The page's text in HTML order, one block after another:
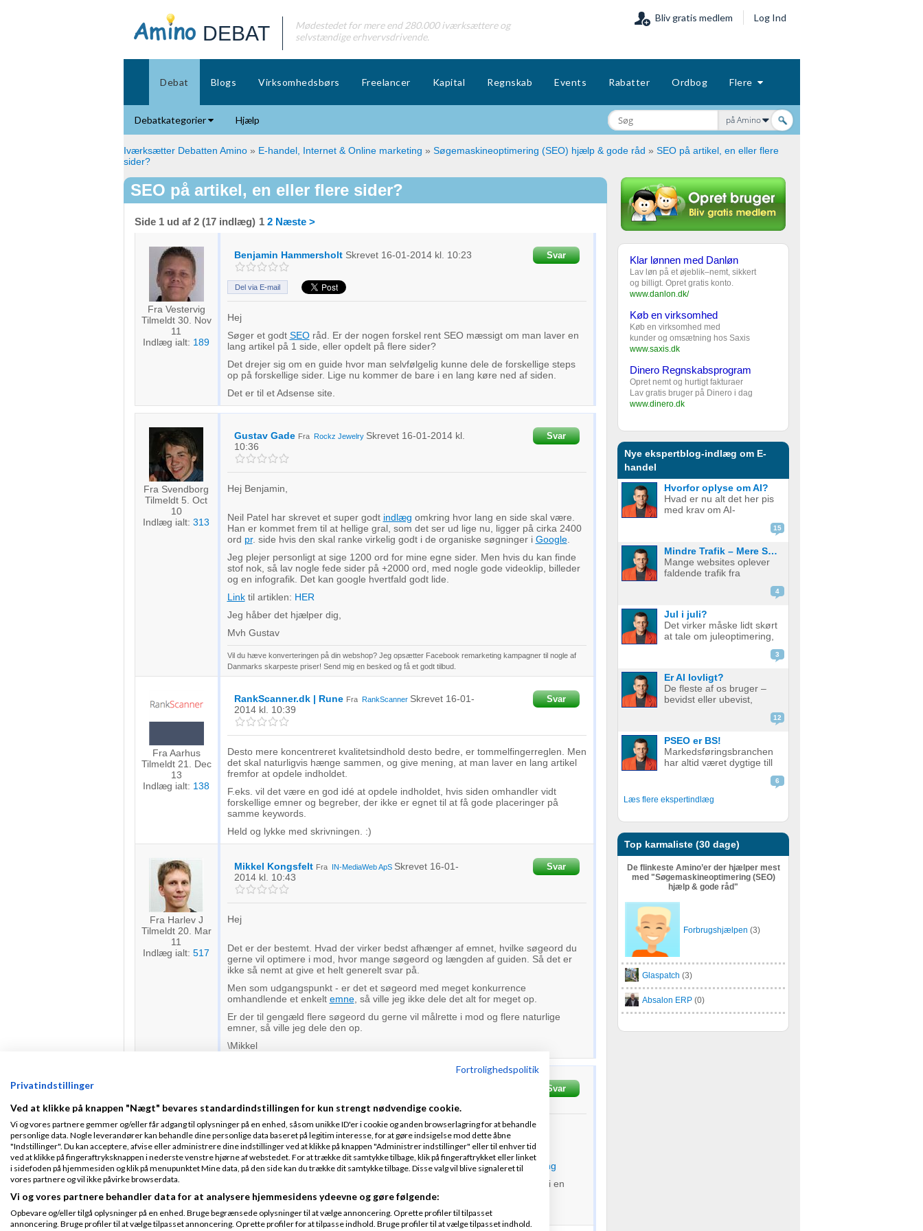
DEBAT
Mødestedet for mere end 280.000 iværksættere og
selvstændige erhvervsdrivende.
Bliv gratis medlem Log Ind
Debat Blogs Virksomhedsbørs Freelancer Kapital Regnskab Events Rabatter Ordbog Flere
Debatkategorier Hjælp på Amino
Iværksætter Debatten Amino » E-handel, Internet & Online marketing » Søgemaskineoptimering (SEO) hjælp & gode råd » SEO på artikel, en eller flere
sider?
SEO på artikel, en eller flere sider?
Side 1 ud af 2 (17 indlæg) 1 2 Næste >
Fra Vestervig
Tilmeldt 30. Nov
11
Indlæg ialt: 189
Benjamin Hammersholt Skrevet 16-01-2014kl. 10:23 Svar
Del via E-mail
Hej
Søger et godt SEOråd. Er der nogen forskel rent SEO mæssigt om man laver en
lang artikel på 1 side, eller opdelt på flere sider?
Det drejer sig om en guide hvor man selvfølgelig kunne dele de forskellige steps
op på forskellige sider. Lige nu kommer de bare i en lang køre ned af siden.
Det er til et Adsense site.
Fra Svendborg
Tilmeldt 5. Oct
10
Indlæg ialt: 313
Gustav Gade Fra Rockz Jewelry Skrevet 16-01-2014kl.
10:36
Svar
Hej Benjamin,
Neil Patel har skrevet et super godt indlæg omkring hvor lang en side skal være.
Han er kommet frem til at hellige gral, som det ser ud lige nu, ligger på cirka 2400
ord pr. side hvis den skal ranke virkelig godt i de organiske søgninger i Google.
Jeg plejer personligt at sige 1200 ord for mine egne sider. Men hvis du kan finde
stof nok, så lav nogle fede sider på +2000 ord, med nogle gode videoklip, billeder
og en infografik. Det kan google hvertfald godt lide.
Linktil artiklen: HER
Jeg håber det hjælper dig,
Mvh Gustav
Vil du hæve konverteringen på din webshop? Jeg opsætter Facebook remarketing kampagner til nogle af
Danmarks skarpeste priser! Send mig en besked og få et godt tilbud.
Fra Aarhus
Tilmeldt 21. Dec
13
Indlæg ialt: 138
RankScanner.dk | Rune Fra RankScanner Skrevet 16-01-
2014kl. 10:39
Svar
Desto mere koncentreret kvalitetsindhold desto bedre, er tommelfingerreglen. Men
det skal naturligvis hænge sammen, og give mening, at man laver en lang artikel
fremfor at opdele indholdet.
F.eks. vil det være en god idé at opdele indholdet, hvis siden omhandler vidt
forskellige emner og begreber, der ikke er egnet til at få gode placeringer på
samme keywords.
Held og lykke med skrivningen. :)
Fra Harlev J
Tilmeldt 20. Mar
11
Indlæg ialt: 517
Mikkel Kongsfelt Fra IN-MediaWeb ApS Skrevet 16-01-
2014kl. 10:43
Svar
Hej
Det er der bestemt. Hvad der virker bedst afhænger af emnet, hvilke søgeord du
gerne vil optimere i mod, hvor mange søgeord og længden af guiden. Så det er
ikke så nemt at give et helt generelt svar på.
Men som udgangspunkt - er det et søgeord med meget konkurrence
omhandlende et enkelt emne, så ville jeg ikke dele det alt for meget op.
Er der til gengæld flere søgeord du gerne vil målrette i mod og flere naturlige
emner, så ville jeg dele den op.
\Mikkel
Fra Vestervig
Tilmeldt 30. Nov
Indlæg ialt:
Svar
Det kan være det vil hjælpe lidt med etlink.
Se her:
http://dropshipping-portalen.dk/dropshipping-hvordan-guide-til-dropshipping
Denne artikel er lang som den er nu, men regner med den bliver længere i en
kommende opdatering af den.
Hvad synes i, burde jeg opdele den?
Klar lønnen med Danløn
Lav løn på et øjeblik–nemt, sikkert
og billigt. Opret gratis konto.
www.danlon.dk/
Køb en virksomhed
Køb en virksomhed med
kunder og omsætning hos Saxis
www.saxis.dk
Dinero Regnskabsprogram
Opret nemt og hurtigt fakturaer
Lav gratis bruger på Dinero i dag
www.dinero.dk
Nye ekspertblog-indlæg om E-
handel
Hvorfor oplyse om AI?
Hvad er nu alt det her pis
med krav om AI-
have det. Spotify vil have
hopper også med på
vognen. Men… hvorfor
egentlig? OK, boomer –
15
Mindre Trafik – Mere Salg
Mange websites oplever
faldende trafik fra
Google. Nogle mistænker
de bare ikke ranker så
godt som før. Men er det
nu så slemt? Måske er det
4
Jul i juli?
Det virker måske lidt skørt
at tale om juleoptimering,
faktisk god grund til det.
Alt for mange glemmer at
forberede deres website
3
Er AI lovligt?
De fleste af os bruger –
bevidst eller ubevist,
eller delvist bygger på AI.
stille spørgsmål ved, om
det er lovligt. AI er en
meget bred betegnelse
12
PSEO er BS!
Markedsføringsbranchen
har altid været dygtige till
at pakke gammel fisk ind i
Nogle gange lidt for
dygtige. Giv en støvet,
meget kr...
6
Læs flere ekspertindlæg
Top karmaliste (30 dage)
De flinkeste Amino’er der hjælper mest
med "Søgemaskineoptimering (SEO)
hjælp & gode råd"
Forbrugshjælpen (3)
Glaspatch (3)
Absalon ERP (0)
Fortrolighedspolitik
Privatindstillinger
Ved at klikke på knappen "Nægt" bevares standardindstillingen for kun strengt nødvendige cookie.
Vi og vores partnere gemmer og/eller får adgang til oplysninger på en enhed, såsom unikke ID'er i cookie og anden browserlagring for at behandle
personlige data. Nogle leverandører kan behandle dine personlige data baseret på legitim interesse, for at gøre indsigelse mod dette åbne
"Indstillinger". Du kan acceptere, afvise eller administrere dine indstillinger ved at klikke på knappen "Administrer indstillinger" eller til enhver tid
ved at klikke på fingeraftryksknappen i nederste venstre hjørne af webstedet. For at trække dit samtykke tilbage, klik på fingeraftrykket eller linket
i sidefoden på hjemmesiden og klik på menupunktet Mine data, på den side kan du trække dit samtykke tilbage. Disse valg vil blive signaleret til
vores partnere og vil ikke påvirke browserdata.
Vi og vores partnere behandler data for at analysere hjemmesidens ydeevne og gøre følgende:
Opbevare og/eller tilgå oplysninger på en enhed. Bruge begrænsede oplysninger til at vælge annoncering. Oprette profiler til tilpasset
annoncering. Bruge profiler til at vælge tilpasset annoncering. Oprette profiler for at tilpasse indhold. Bruge profiler til at vælge tilpasset indhold.